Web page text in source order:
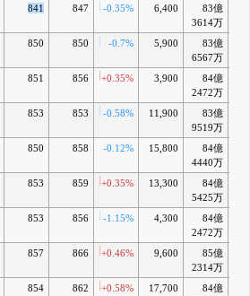
841 847 -0.35% 6,400
83億
3614万
850 850 -0.7% 5,900
83億
6567万
851 856 +0.35% 3,900
84億
2472万
853 853 -0.58% 11,900
83億
9519万
850 858 -0.12% 15,800
84億
4440万
853 859 +0.35% 13,300
84億
5425万
853 856 -1.15% 4,300
84億
2472万
857 866 +0.46% 9,600
85億
2314万
854 862 +0.58% 17,700
84億